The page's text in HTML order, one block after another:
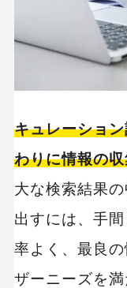
キュレーショ
わりに情報の
大な検索結果
出すには、手
率よく、最良
ザーニーズを